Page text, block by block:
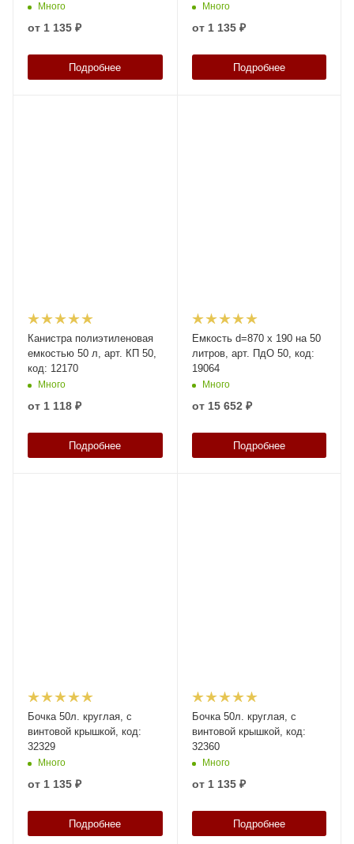
Много
от 1 135 ₽
Подробнее
Много
от 1 135 ₽
Подробнее
Канистра полиэтиленовая
емкостью 50 л, арт. КП 50,
код: 12170
Много
от 1 118 ₽
Подробнее
Емкость d=870 х 190 на 50
литров, арт. ПдО 50, код:
19064
Много
от 15 652 ₽
Подробнее
Бочка 50л. круглая, с
винтовой крышкой, код:
32329
Много
от 1 135 ₽
Подробнее
Бочка 50л. круглая, с
винтовой крышкой, код:
32360
Много
от 1 135 ₽
Подробнее